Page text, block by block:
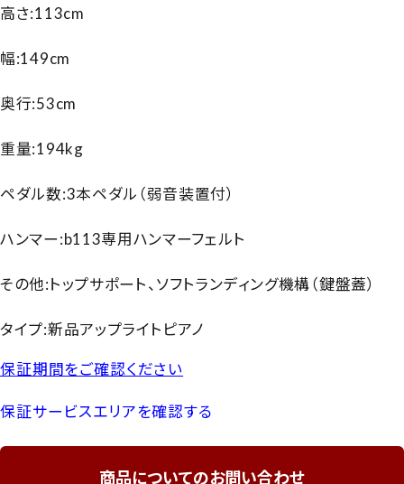
高さ:113cm
幅:149cm
奥行:53cm
重量:194kg
ペダル数:3本ペダル（弱音装置付）
ハンマー:b113専用ハンマーフェルト
その他:トップサポート、ソフトランディング機構（鍵盤蓋）
タイプ:新品アップライトピアノ
保証期間をご確認ください
保証サービスエリアを確認する
商品についてのお問い合わせ